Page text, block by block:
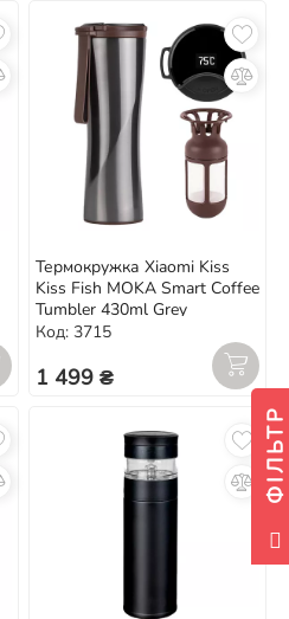
Термокружка Xiaomi Kiss
Kiss Fish MOKA Smart Coffee
Tumbler 430ml Grey
Код: 3715
1 499 ₴
ФІЛЬТР